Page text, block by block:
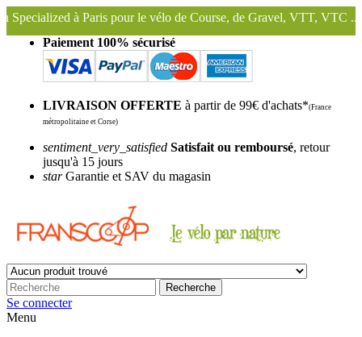
pour le vélo de Course, de Gravel, VTT, VTC ...
Nous
Paiement 100% sécurisé
LIVRAISON OFFERTE à partir de 99€ d'achats*(France
métropolitaine et Corse)
sentiment_very_satisfied Satisfait ou remboursé, retour
jusqu'à 15 jours
starGarantie et SAV du magasin
Recherche
Se connecter
Menu